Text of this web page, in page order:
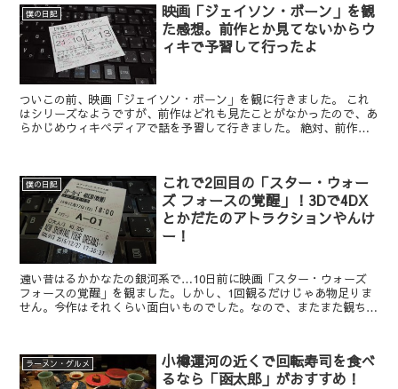
僕の日記
映画「ジェイソン・ボーン」を観
た感想。前作とか見てないからウ
ィキで予習して行ったよ
ついこの前、映画「ジェイソン・ボーン」を観に行きました。 これ
はシリーズなようですが、前作はどれも見たことがなかったので、あ
らかじめウィキペディアで話を予習して行きました。 絶対、前作を
僕の日記
これで2回目の「スター・ウォー
ズ フォースの覚醒」！3Dで4DX
とかだたのアトラクションやんけ
ー！
遠い昔はるかかなたの銀河系で…10日前に映画「スター・ウォーズ
フォースの覚醒」を観ました。しかし、1回観るだけじゃあ物足りま
せん。今作はそれくらい面白いものでした。なので、またまた観ちゃ
ラーメン・グルメ
小樽運河の近くで回転寿司を食べ
るなら「函太郎」がおすすめ！